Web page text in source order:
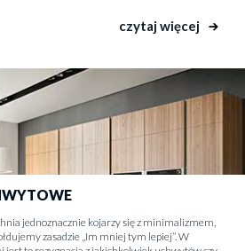
czytaj więcej
jednoznacznie kojarzy się z minimalizmem,
zasadzie „Im mniej tym lepiej”. W